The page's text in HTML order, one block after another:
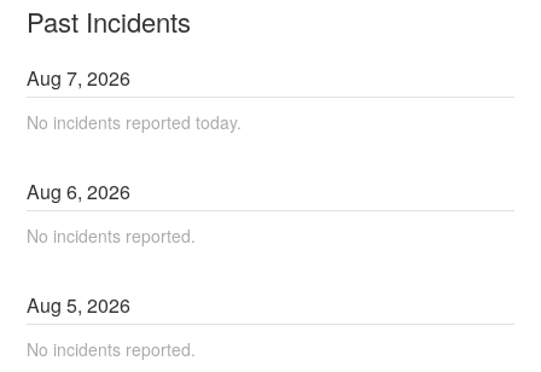
Past Incidents
Aug7,2026
No incidents reported today.
Aug6,2026
No incidents reported.
Aug5,2026
No incidents reported.